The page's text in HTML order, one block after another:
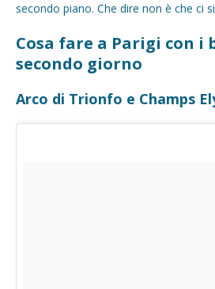
secondo piano. Che dire non è che ci
Cosa fare a Parigi con i
secondo giorno
Arco di Trionfo e Champs